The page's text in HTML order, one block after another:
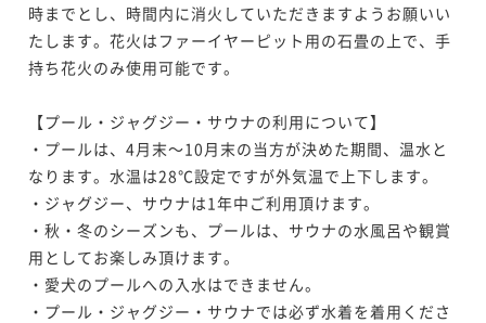
時までとし、時間内に消火していただきますようお願いい
たします。花火はファーイヤーピット用の石畳の上で、手
持ち花火のみ使用可能です。
【プール・ジャグジー・サウナの利用について】
・プールは、4月末～10月末の当方が決めた期間、温水と
なります。水温は28℃設定ですが外気温で上下します。
・ジャグジー、サウナは1年中ご利用頂けます。
・秋・冬のシーズンも、プールは、サウナの水風呂や観賞
用としてお楽しみ頂けます。
・愛犬のプールへの入水はできません。
・プール・ジャグジー・サウナでは必ず水着を着用くださ